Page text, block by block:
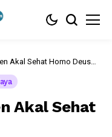
Akal Sehat Homo Deus
Akal Sehat